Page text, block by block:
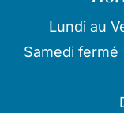
Lundi au
Samedi